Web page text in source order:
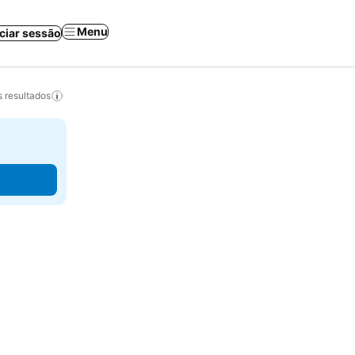
sessão Menu
resultados